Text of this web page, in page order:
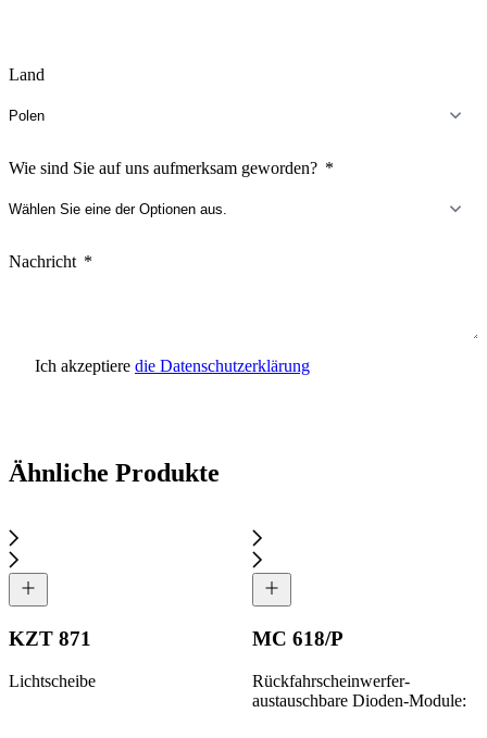
Land
Wie sind Sie auf uns aufmerksam geworden?
Nachricht
Ich akzeptiere die Datenschutzerklärung
Ähnliche Produkte
KZT 871
Lichtscheibe
MC 618/P
Rückfahrscheinwerfer-
austauschbare Dioden-Module: